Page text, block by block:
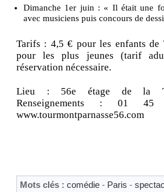
Dimanche 1er juin : « Il était une
avec musiciens puis concours de
Tarifs : 4,5 € pour les enfants
pour les plus jeunes (tarif
réservation nécessaire.
Lieu : 56e étage de la
Renseignements : 01
www.tourmontparnasse56.com
Mots clés : comédie - Paris -